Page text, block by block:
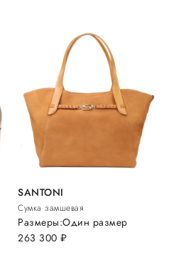
SANTONI
Сумка замшевая
263 300руб.
Размеры:Один размер